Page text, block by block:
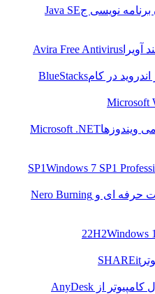
برنامه نویسی جJava SE
Avira Free Antivirus
در کامBlueStacks
ویندوزهاMicrosoft .NET
Windows 7 SP1
Nero Burning
Windows
SHAREit
کامپیوتر از AnyDesk